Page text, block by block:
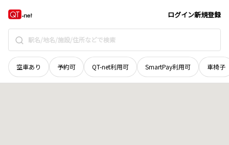
ログイン新規登録
空車あり 予約可 QT-net利用可 SmartPay利用可 車椅子
栃木県